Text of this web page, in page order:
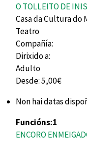
O TOLLEITO DE
Casa da Cultura do
Teatro
Compañía:
Dirixido a:
Adulto
Desde:5,00€
Non hai datas
Funcións:1
ENCORO